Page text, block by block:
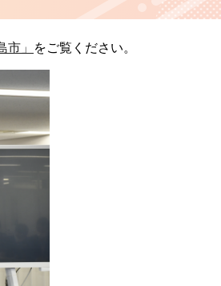
」 をご覧ください。